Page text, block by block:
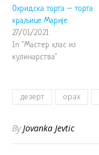
Охридска торта – торта
краљице Марије
27/01/2021
In "Мастер клас из
кулинарства"
дезерт орах
ByJovanka Jevtic